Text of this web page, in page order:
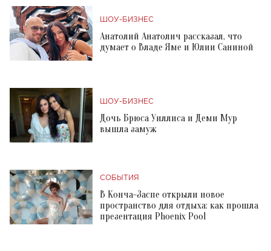
ШОУ-БИЗНЕС
Анатолий Анатолич рассказал, что
думает о Владе Яме и Юлии Саниной
ШОУ-БИЗНЕС
Дочь Брюса Уиллиса и Деми Мур
вышла замуж
СОБЫТИЯ
В Конча-Заспе открыли новое
пространство для отдыха: как прошла
презентация Phoenix Pool